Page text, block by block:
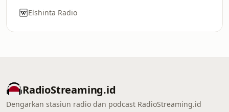
Elshinta Radio
RadioStreaming.id
Dengarkan stasiun radio dan podcast RadioStreaming.id